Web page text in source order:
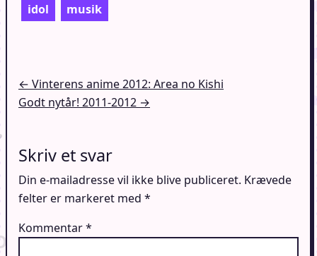
idol musik
Indlægsnavigation
← Vinterens anime 2012: Area no Kishi
Godt nytår! 2011-2012 →
Skriv et svar
Din e-mailadresse vil ikke blive publiceret. Krævede
felter er markeret med *
Kommentar*